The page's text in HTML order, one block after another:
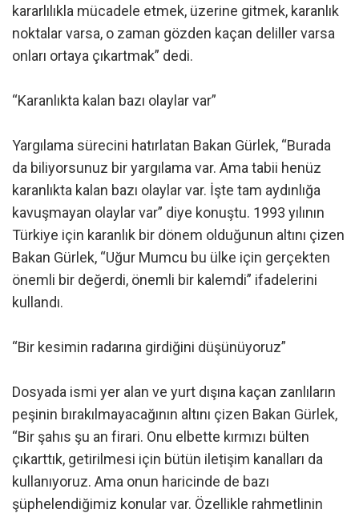
kararlılıkla mücadele etmek, üzerine gitmek, karanlık
noktalar varsa, o zaman gözden kaçan deliller varsa
onları ortaya çıkartmak” dedi.
“Karanlıkta kalan bazı olaylar var”
Yargılama sürecini hatırlatan Bakan Gürlek, “Burada
da biliyorsunuz bir yargılama var. Ama tabii henüz
karanlıkta kalan bazı olaylar var. İşte tam aydınlığa
kavuşmayan olaylar var” diye konuştu. 1993 yılının
Türkiye için karanlık bir dönem olduğunun altını çizen
Bakan Gürlek, “Uğur Mumcu bu ülke için gerçekten
önemli bir değerdi, önemli bir kalemdi” ifadelerini
kullandı.
“Bir kesimin radarına girdiğini düşünüyoruz”
Dosyada ismi yer alan ve yurt dışına kaçan zanlıların
peşinin bırakılmayacağının altını çizen Bakan Gürlek,
“Bir şahıs şu an firari. Onu elbette kırmızı bülten
çıkarttık, getirilmesi için bütün iletişim kanalları da
kullanıyoruz. Ama onun haricinde de bazı
şüphelendiğimiz konular var. Özellikle rahmetlinin